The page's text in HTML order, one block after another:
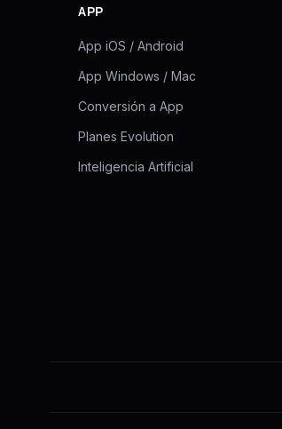
APP
App iOS / Android
App Windows / Mac
Conversión a App
Planes Evolution
Inteligencia Artificial